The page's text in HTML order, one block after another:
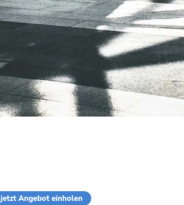
jetzt Angebot einholen